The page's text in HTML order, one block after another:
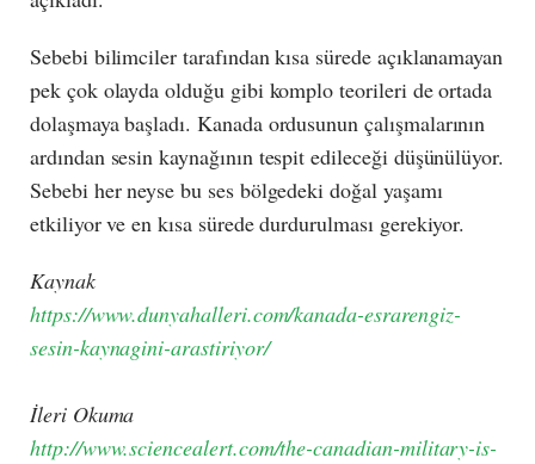
Sebebi bilimciler tarafından kısa sürede açıklanamayan
pek çok olayda olduğu gibi komplo teorileri de ortada
dolaşmaya başladı. Kanada ordusunun çalışmalarının
ardından sesin kaynağının tespit edileceği düşünülüyor.
Sebebi her neyse bu ses bölgedeki doğal yaşamı
etkiliyor ve en kısa sürede durdurulması gerekiyor.
Kaynak
https://www.dunyahalleri.com/kanada-esrarengiz-
sesin-kaynagini-arastiriyor/
İleri Okuma
http://www.sciencealert.com/the-canadian-military-is-